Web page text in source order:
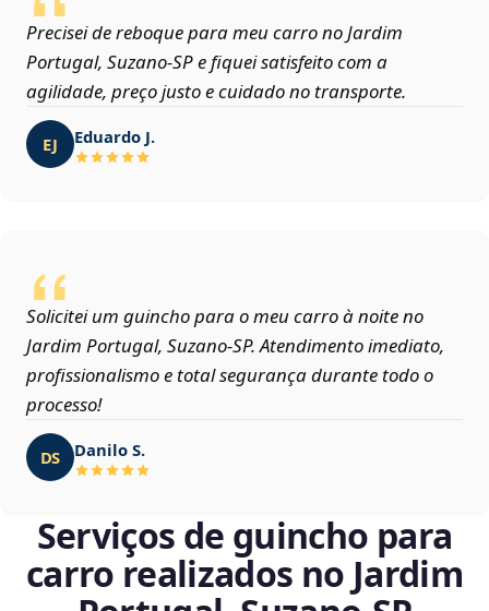
Precisei de reboque para meu carro no Jardim
Portugal, Suzano‑SP e fiquei satisfeito com a
agilidade, preço justo e cuidado no transporte.
EJ Eduardo J.
Solicitei um guincho para o meu carro à noite no
Jardim Portugal, Suzano‑SP. Atendimento imediato,
profissionalismo e total segurança durante todo o
processo!
DS Danilo S.
Serviços de guincho para
carro realizados no Jardim